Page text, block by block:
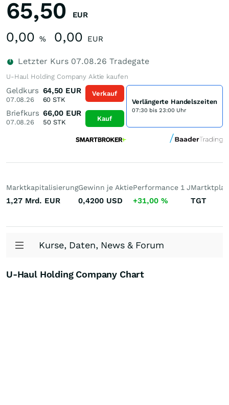
65,50 EUR
0,00 % 0,00 EUR
Letzter Kurs 07.08.26 Tradegate
U-Haul Holding Company Aktie kaufen
Geldkurs
07.08.26
64,50 EUR
60 STK
Briefkurs
07.08.26
66,00 EUR
50 STK
Verkauf
Kauf
Verlängerte Handelszeiten
07:30 bis 23:00 Uhr
Marktkapitalisierung
1,27 Mrd. EUR
Gewinn je Aktie
0,4200 USD
Performance 1 J
+31,00 % TGT
Kurse, Daten, News & Forum
U-Haul Holding Company Chart